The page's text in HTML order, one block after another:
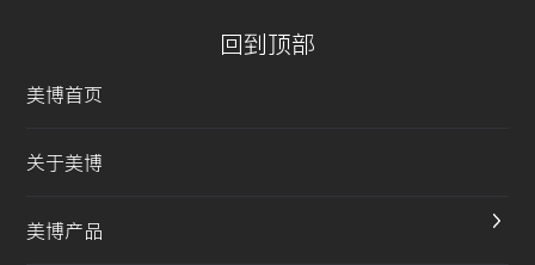
回到顶部
美博首页
关于美博
美博产品